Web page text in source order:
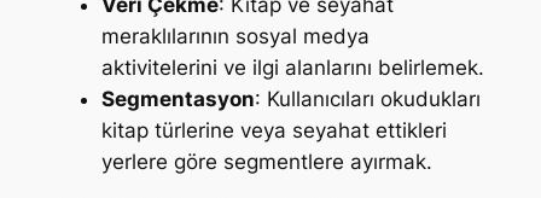
Veri Çekme: Kitap ve seyahat
meraklılarının sosyal medya
aktivitelerini ve ilgi alanlarını belirlemek.
Segmentasyon: Kullanıcıları okudukları
kitap türlerine veya seyahat ettikleri
yerlere göre segmentlere ayırmak.